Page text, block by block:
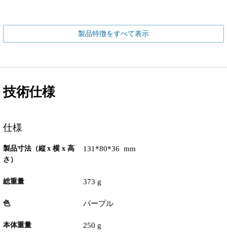
製品特徴をすべて表示
技術仕様
仕様
製品寸法（縦 x 横 x 高
さ）
131*80*36 mm
総重量 373 g
色 パープル
本体重量 250 g